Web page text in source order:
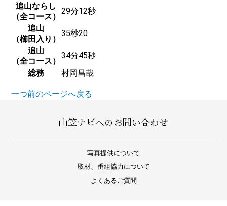
追山ならし
（全コース）
29分12秒
追山
（櫛田入り）
35秒20
追山
（全コース）
34分45秒
総務
村岡昌哉
一つ前のページへ戻る
山笠ナビへのお問い合わせ
写真提供について
取材、番組協力について
よくあるご質問